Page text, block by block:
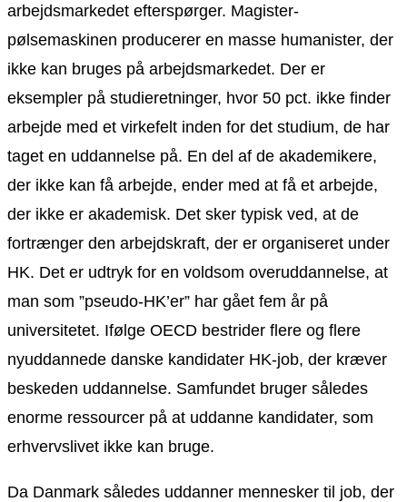
arbejdsmarkedet efterspørger. Magister-
pølsemaskinen producerer en masse humanister, der
ikke kan bruges på arbejdsmarkedet. Der er
eksempler på studieretninger, hvor 50 pct. ikke finder
arbejde med et virkefelt inden for det studium, de har
taget en uddannelse på. En del af de akademikere,
der ikke kan få arbejde, ender med at få et arbejde,
der ikke er akademisk. Det sker typisk ved, at de
fortrænger den arbejdskraft, der er organiseret under
HK. Det er udtryk for en voldsom overuddannelse, at
man som ”pseudo-HK’er” har gået fem år på
universitetet. Ifølge OECD bestrider flere og flere
nyuddannede danske kandidater HK-job, der kræver
beskeden uddannelse. Samfundet bruger således
enorme ressourcer på at uddanne kandidater, som
erhvervslivet ikke kan bruge.
Da Danmark således uddanner mennesker til job, der